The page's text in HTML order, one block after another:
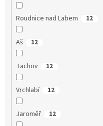
Roudnice nad Labem 12
Aš 12
Tachov 12
Vrchlabí 12
Jaroměř 12